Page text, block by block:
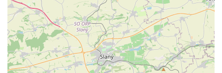
náměstí v Českých Budějovicích
Socha Tornádo v parku na Senovážném
náměstí v Českých Budějovicích
Sousoší Humanoidi na Lannově třídě v
Českých Budějovicích